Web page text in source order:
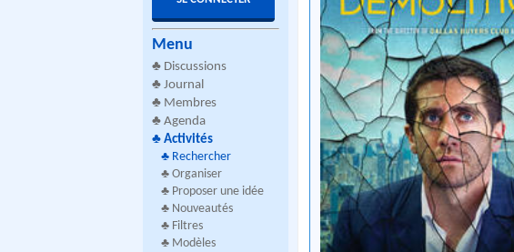
Menu
♣ Discussions
♣ Journal
♣ Membres
♣ Agenda
♣ Activités
♣ Rechercher
♣ Organiser
♣ Proposer une idée
♣ Nouveautés
♣ Filtres
♣ Modèles